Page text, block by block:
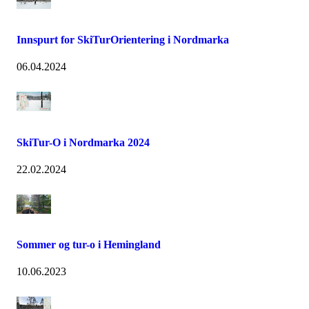
Innspurt for SkiTurOrientering i Nordmarka
06.04.2024
SkiTur-O i Nordmarka 2024
22.02.2024
Sommer og tur-o i Hemingland
10.06.2023